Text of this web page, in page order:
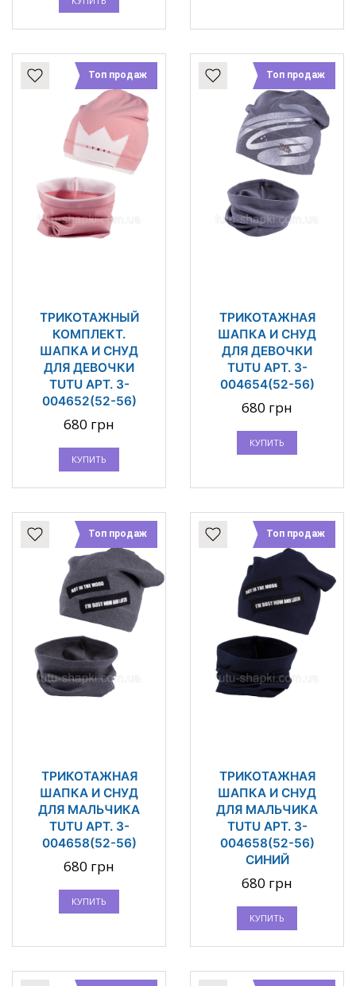
Топ продаж
ТРИКОТАЖНЫЙ
КОМПЛЕКТ.
ШАПКА И СНУД
ДЛЯ ДЕВОЧКИ
TUTU АРТ. 3-
004652(52-56)
680 грн
КУПИТЬ
Топ продаж
ТРИКОТАЖНАЯ
ШАПКА И СНУД
ДЛЯ ДЕВОЧКИ
TUTU АРТ. 3-
004654(52-56)
680 грн
КУПИТЬ
Топ продаж
ТРИКОТАЖНАЯ
ШАПКА И СНУД
ДЛЯ МАЛЬЧИКА
TUTU АРТ. 3-
004658(52-56)
680 грн
КУПИТЬ
Топ продаж
ТРИКОТАЖНАЯ
ШАПКА И СНУД
ДЛЯ МАЛЬЧИКА
TUTU АРТ. 3-
004658(52-56)
СИНИЙ
680 грн
КУПИТЬ